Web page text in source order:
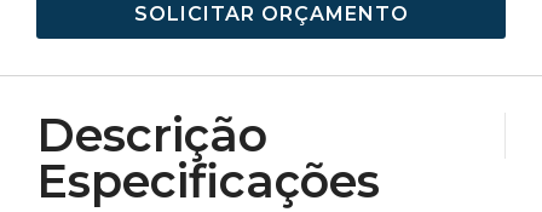
SOLICITAR ORÇAMENTO
Descrição
Especificações